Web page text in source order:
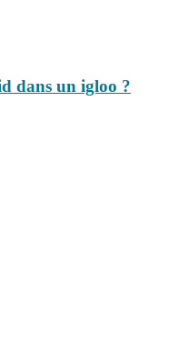
dans un igloo ?